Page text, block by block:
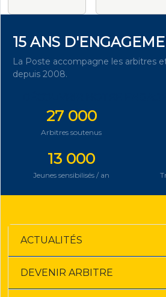
15 ANS
La Poste accompagne les arbitres
depuis 2008.
27 000
Arbitres soutenus
13 000
Jeunes sensibilisés / an
ACTUALITÉS
DEVENIR ARBITRE